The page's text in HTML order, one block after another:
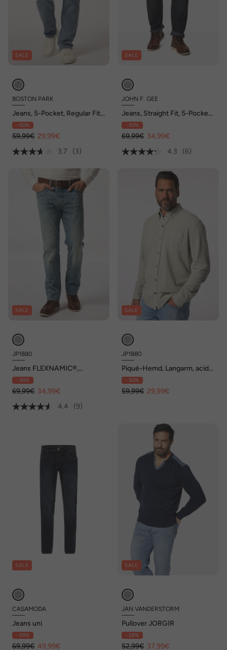
SALE
BOSTON PARK
Jeans, 5-Pocket, Regular Fit,
Dehnbund, bis 72
- 50%
59,99€ 29,99€
3.7
(3)
SALE
JOHN F. GEE
Jeans, Straight Fit, 5-Pocket,
bis Gr. 72/36
- 50%
69,99€ 34,99€
4.3
(6)
SALE
JP1880
Jeans FLEXNAMIC®,
Bauchfit, Denim, Straight Fit,
5-Pocket, bis Gr. 36/72
- 50%
69,99€ 34,99€
4.4
(9)
SALE
JP1880
Piqué-Hemd, Langarm, acid
washed, Kentkragen, Modern
Fit, bis 8 XL
- 50%
59,99€ 29,99€
SALE
CASAMODA
Jeans uni
- 29%
69,99€ 49,99€
SALE
JAN VANDERSTORM
Pullover JORGIR
- 28%
52,99€ 37,99€